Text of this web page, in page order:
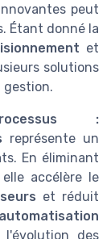
peut
Étant donné la
et
solutions
gestion.
:
représente un
En éliminant
accélère le
et réduit
automatisation
des